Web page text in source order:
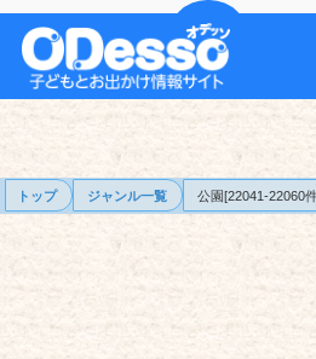
トップ ジャンル一覧 公園[22041-22060